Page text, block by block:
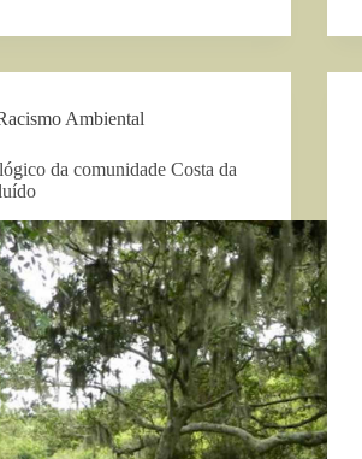
Ambiental
da comunidade Costa da